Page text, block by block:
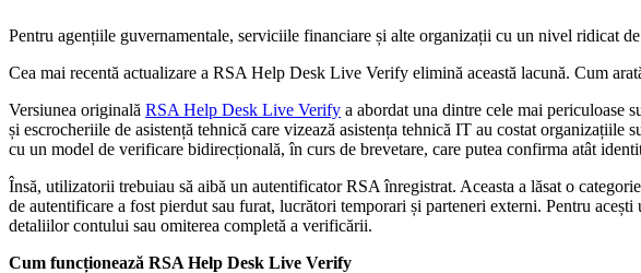
Pentru agențiile guvernamentale, serviciile financiare și alte organizații cu un nivel ridicat
Cea mai recentă actualizare a RSA Help Desk Live Verify elimină această lacună. Cum
Versiunea originală RSA Help Desk Live Verify a abordat una dintre cele mai periculoase
și escrocheriile de asistență tehnică care vizează asistența tehnică IT au costat
cu un model de verificare bidirecțională, în curs de brevetare, care putea confirma atât
Însă, utilizatorii trebuiau să aibă un autentificator RSA înregistrat. Aceasta a lăsat o
de autentificare a fost pierdut sau furat, lucrători temporari și parteneri externi. Pentru
detaliilor contului sau omiterea completă a verificării.
Cum funcționează RSA Help Desk Live Verify